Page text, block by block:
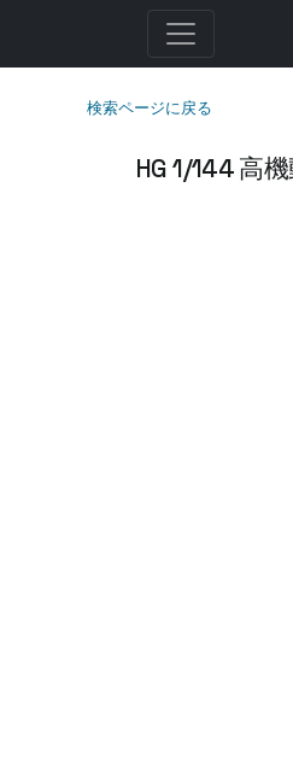
検索ページに戻る
HG 1/144 高